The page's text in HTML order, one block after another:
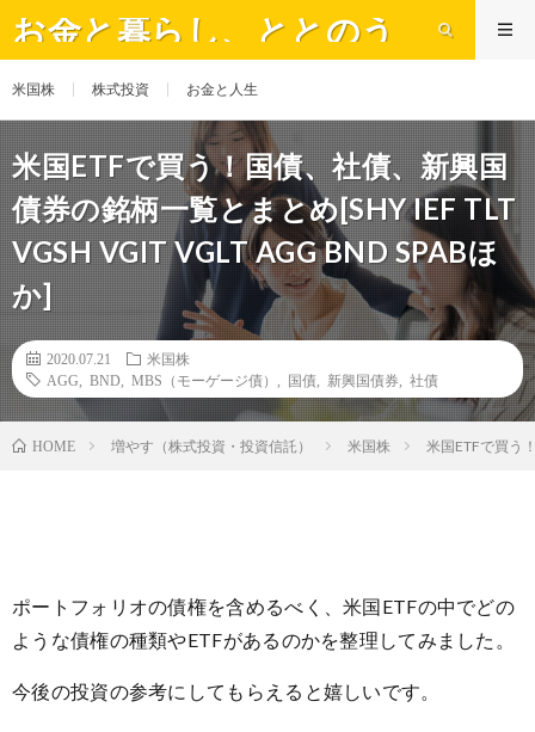
お金と暮らし、ととのう
米国株 株式投資 お金と人生
米国ETFで買う！国債、社債、新興国
債券の銘柄一覧とまとめ[SHY IEF TLT
VGSH VGIT VGLT AGG BND SPABほ
か]
2020.07.21
米国株
AGG
BND MBS（モーゲージ債） 国債 新興国債券 社債
HOME 増やす（株式投資・投資信託） 米国株 米国ETFで買う
ポートフォリオの債権を含めるべく、米国ETFの中でどの
ような債権の種類やETFがあるのかを整理してみました。
今後の投資の参考にしてもらえると嬉しいです。